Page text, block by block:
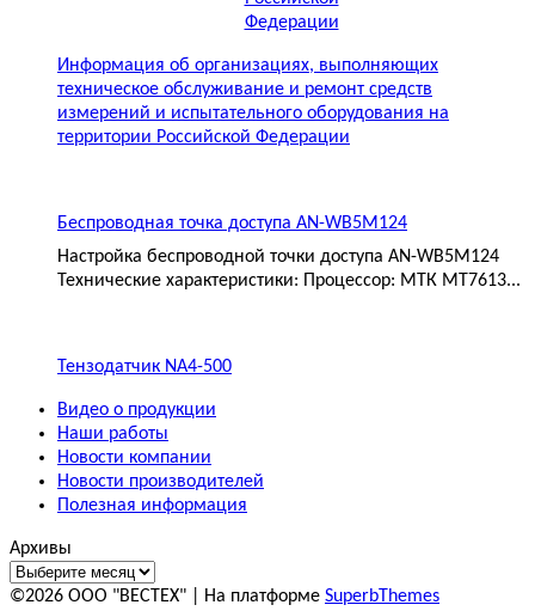
Информация об организациях, выполняющих
техническое обслуживание и ремонт средств
измерений и испытательного оборудования на
территории Российской Федерации
Беспроводная точка доступа AN-WB5M124
Настройка беспроводной точки доступа AN-WB5M124
Технические характеристики: Процессор: МТК MT7613...
Тензодатчик NA4-500
Видео о продукции
Наши работы
Новости компании
Новости производителей
Полезная информация
Архивы
©2026 ООО "ВЕСТЕХ" | На платформе SuperbThemes